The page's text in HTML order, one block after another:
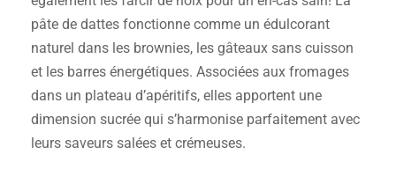
pâte de dattes fonctionne comme un édulcorant
naturel dans les brownies, les gâteaux sans cuisson
et les barres énergétiques. Associées aux fromages
dans un plateau d’apéritifs, elles apportent une
dimension sucrée qui s’harmonise parfaitement avec
leurs saveurs salées et crémeuses.